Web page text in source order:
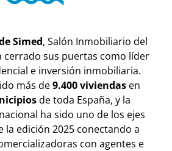
Simed, Salón Inmobiliario del
cerrado sus puertas como líder
e inversión inmobiliaria.
más de9.400 viviendas en
de toda España, y la
ha sido uno de los ejes
la edición 2025 conectando a
con agentes e